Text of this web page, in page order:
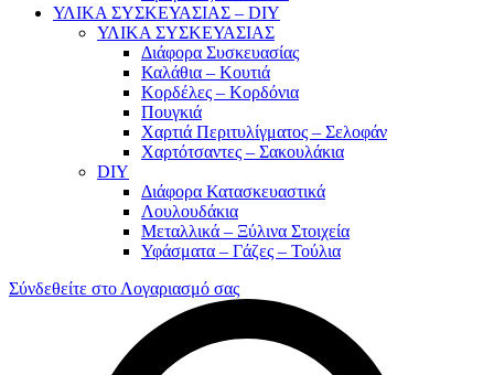
ΥΛΙΚΑ ΣΥΣΚΕΥΑΣΙΑΣ – DIY
ΥΛΙΚΑ ΣΥΣΚΕΥΑΣΙΑΣ
Διάφορα Συσκευασίας
Καλάθια – Κουτιά
Κορδέλες – Κορδόνια
Πουγκιά
Χαρτιά Περιτυλίγματος – Σελοφάν
Χαρτότσαντες – Σακουλάκια
DIY
Διάφορα Κατασκευαστικά
Λουλουδάκια
Μεταλλικά – Ξύλινα Στοιχεία
Υφάσματα – Γάζες – Τούλια
Σύνδεθείτε στο Λογαριασμό σας